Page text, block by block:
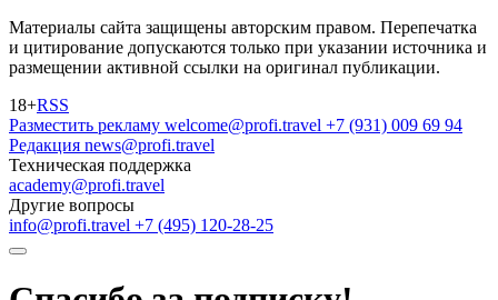
Материалы сайта защищены авторским правом. Перепечатка
и цитирование допускаются только при указании источника и
размещении активной ссылки на оригинал публикации.
18+RSS
Разместить рекламу welcome@profi.travel +7 (931) 009 69 94
Редакция news@profi.travel
Техническая поддержка
academy@profi.travel
Другие вопросы
info@profi.travel +7 (495) 120-28-25